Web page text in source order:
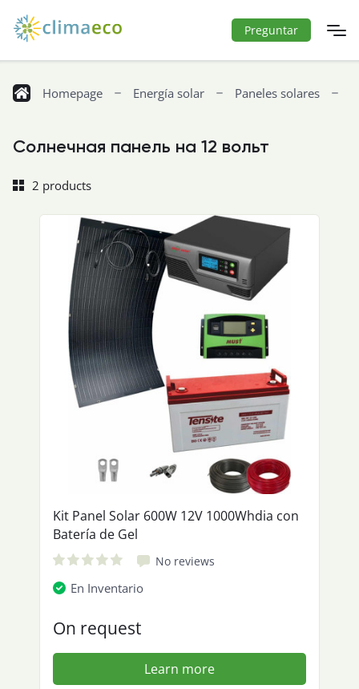
Preguntar
Homepage Energía solar Paneles solares
Солнечная панель на 12 вольт
2 products
Kit Panel Solar 600W 12V 1000Whdia con
Batería de Gel
No reviews
En Inventario
On request
Learn more